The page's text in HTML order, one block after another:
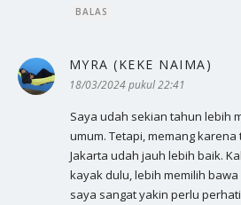
BALAS
MYRA (KEKE NAIMA)
18/03/2024 pukul 22:41
Saya udah sekian tahun lebih
umum. Tetapi, memang
Jakarta udah jauh lebih baik.
kayak dulu, lebih memilih
saya sangat yakin perlu